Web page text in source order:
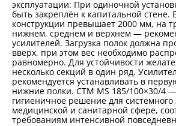
эксплуатации: При одиночной
быть закреплён к капитальной стене.
конструкции превышает 2000 мм, на
нижнем, среднем и верхнем —
усилителей. Загрузка полок должна
вверх, при этом вес необходимо
равномерно. Для устойчивости
несколько секций в один ряд.
рекомендуется устанавливать в
нижние полки. СТМ MS 185/100×30/4
гигиеничное решение для
медицинской и санитарной сфере,
требованиям интенсивной